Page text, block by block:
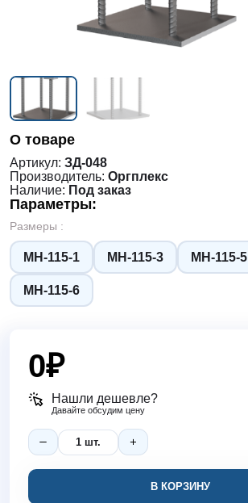
О товаре
Артикул: ЗД-048
Производитель: Оргплекс
Наличие: Под заказ
Параметры:
Размеры :
МН-115-1 МН-115-3 МН-115-5
МН-115-6
0₽
Нашли дешевле?
Давайте обсудим цену
В КОРЗИНУ